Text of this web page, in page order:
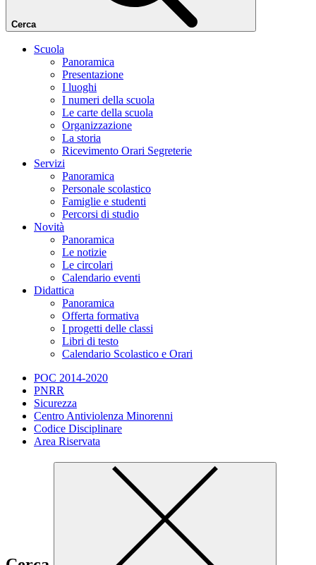
Cerca
Scuola
Panoramica
Presentazione
I luoghi
I numeri della scuola
Le carte della scuola
Organizzazione
La storia
Ricevimento Orari Segreterie
Servizi
Panoramica
Personale scolastico
Famiglie e studenti
Percorsi di studio
Novità
Panoramica
Le notizie
Le circolari
Calendario eventi
Didattica
Panoramica
Offerta formativa
I progetti delle classi
Libri di testo
Calendario Scolastico e Orari
POC 2014-2020
PNRR
Sicurezza
Centro Antiviolenza Minorenni
Codice Disciplinare
Area Riservata